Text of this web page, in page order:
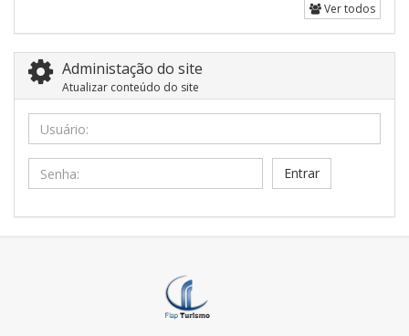
Ver todos
Administação do site
Atualizar conteúdo do site
Usuário:
Senha: